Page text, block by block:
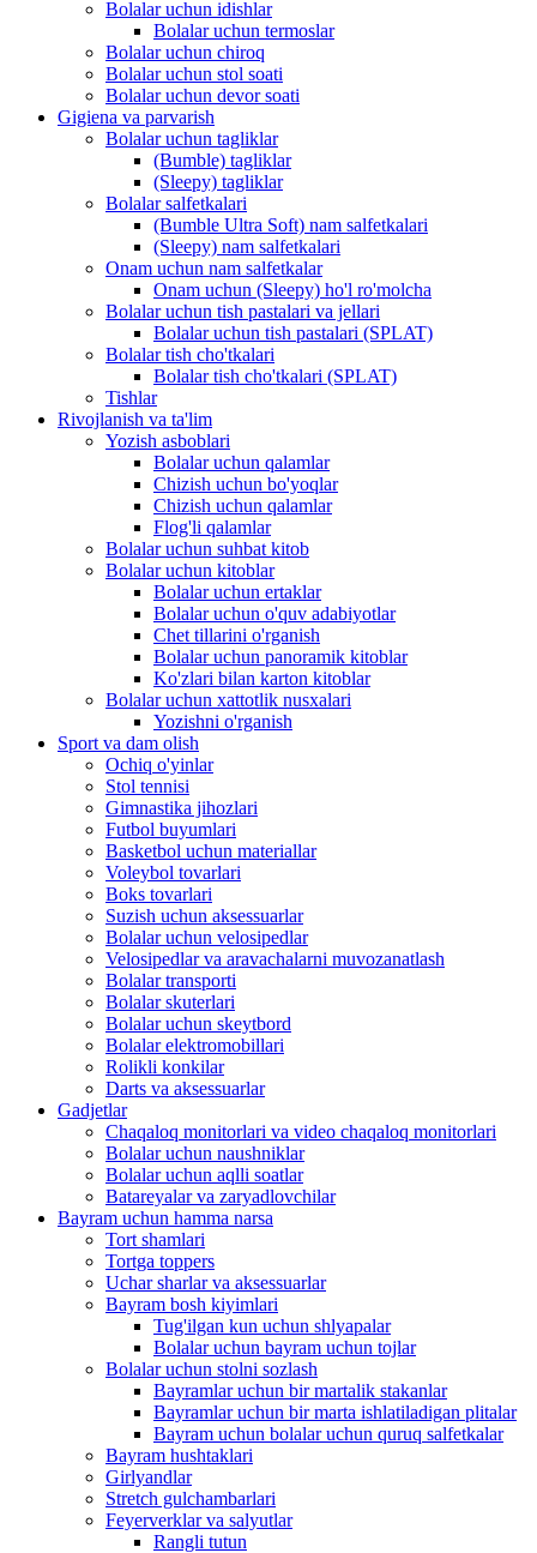
Bolalar uchun idishlar
Bolalar uchun termoslar
Bolalar uchun chiroq
Bolalar uchun stol soati
Bolalar uchun devor soati
Gigiena va parvarish
Bolalar uchun tagliklar
(Bumble) tagliklar
(Sleepy) tagliklar
Bolalar salfetkalari
(Bumble Ultra Soft) nam salfetkalari
(Sleepy) nam salfetkalari
Onam uchun nam salfetkalar
Onam uchun (Sleepy) ho'l ro'molcha
Bolalar uchun tish pastalari va jellari
Bolalar uchun tish pastalari (SPLAT)
Bolalar tish cho'tkalari
Bolalar tish cho'tkalari (SPLAT)
Tishlar
Rivojlanish va ta'lim
Yozish asboblari
Bolalar uchun qalamlar
Chizish uchun bo'yoqlar
Chizish uchun qalamlar
Flog'li qalamlar
Bolalar uchun suhbat kitob
Bolalar uchun kitoblar
Bolalar uchun ertaklar
Bolalar uchun o'quv adabiyotlar
Chet tillarini o'rganish
Bolalar uchun panoramik kitoblar
Ko'zlari bilan karton kitoblar
Bolalar uchun xattotlik nusxalari
Yozishni o'rganish
Sport va dam olish
Ochiq o'yinlar
Stol tennisi
Gimnastika jihozlari
Futbol buyumlari
Basketbol uchun materiallar
Voleybol tovarlari
Boks tovarlari
Suzish uchun aksessuarlar
Bolalar uchun velosipedlar
Velosipedlar va aravachalarni muvozanatlash
Bolalar transporti
Bolalar skuterlari
Bolalar uchun skeytbord
Bolalar elektromobillari
Rolikli konkilar
Darts va aksessuarlar
Gadjetlar
Chaqaloq monitorlari va video chaqaloq monitorlari
Bolalar uchun naushniklar
Bolalar uchun aqlli soatlar
Batareyalar va zaryadlovchilar
Bayram uchun hamma narsa
Tort shamlari
Tortga toppers
Uchar sharlar va aksessuarlar
Bayram bosh kiyimlari
Tug'ilgan kun uchun shlyapalar
Bolalar uchun bayram uchun tojlar
Bolalar uchun stolni sozlash
Bayramlar uchun bir martalik stakanlar
Bayramlar uchun bir marta ishlatiladigan plitalar
Bayram uchun bolalar uchun quruq salfetkalar
Bayram hushtaklari
Girlyandlar
Stretch gulchambarlari
Feyerverklar va salyutlar
Rangli tutun